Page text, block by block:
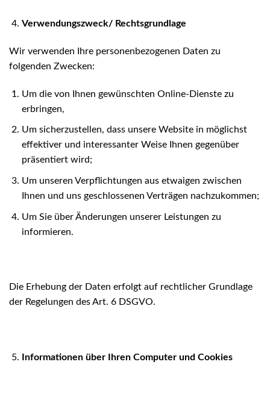
Verwendungszweck/ Rechtsgrundlage
Wir verwenden Ihre personenbezogenen Daten zu
folgenden Zwecken:
Um die von Ihnen gewünschten Online-Dienste zu
erbringen,
Um sicherzustellen, dass unsere Website in möglichst
effektiver und interessanter Weise Ihnen gegenüber
präsentiert wird;
Um unseren Verpflichtungen aus etwaigen zwischen
Ihnen und uns geschlossenen Verträgen nachzukommen;
Um Sie über Änderungen unserer Leistungen zu
informieren.
Die Erhebung der Daten erfolgt auf rechtlicher Grundlage
der Regelungen des Art. 6 DSGVO.
Informationen über Ihren Computer und Cookies